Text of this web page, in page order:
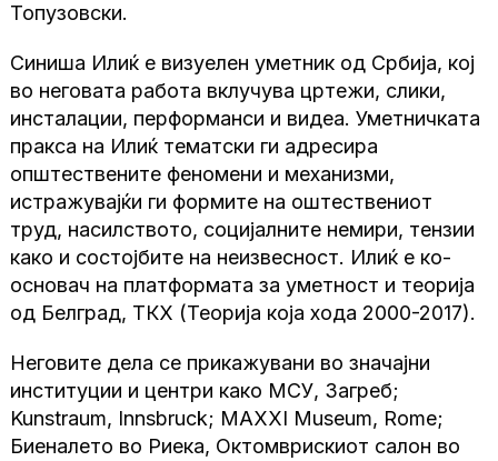
Топузовски.
Синиша Илиќ е визуелен уметник од Србија, кој
во неговата работа вклучува цртежи, слики,
инсталации, перформанси и видеа. Уметничката
пракса на Илиќ тематски ги адресира
општествените феномени и механизми,
истражувајќи ги формите на оштествениот
труд, насилството, социјалните немири, тензии
како и состојбите на неизвесност. Илиќ е ко-
основач на платформата за уметност и теорија
од Белград, ТКХ (Теорија која хода 2000-2017).
Неговите дела се прикажувани во значајни
институции и центри како МСУ, Загреб;
Kunstraum, Innsbruck; MAXXI Museum, Rome;
Биеналето во Риека, Октомврискиот салон во